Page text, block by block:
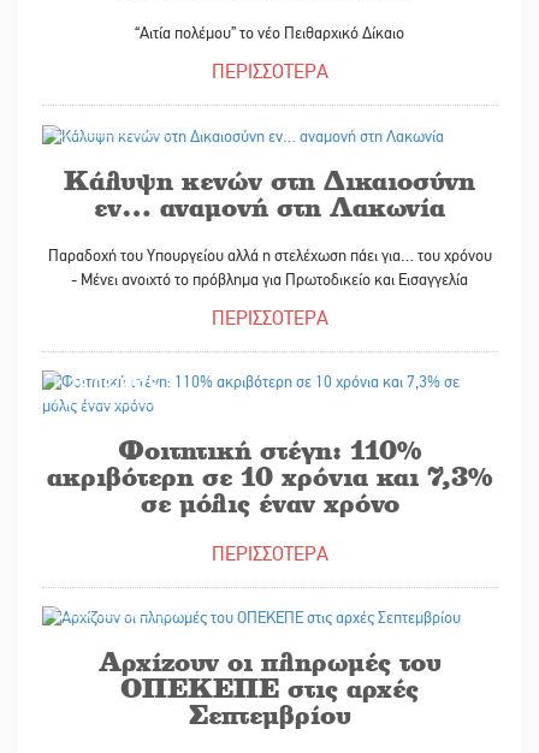
“Αιτία πολέμου” το νέο Πειθαρχικό Δίκαιο
ΠΕΡΙΣΣΟΤΕΡΑ
Κάλυψη κενών στη Δικαιοσύνη
εν… αναμονή στη Λακωνία
Παραδοχή του Υπουργείου αλλά η στελέχωση πάει για… του χρόνου
- Μένει ανοιχτό το πρόβλημα για Πρωτοδικείο και Εισαγγελία
ΠΕΡΙΣΣΟΤΕΡΑ
28/08/2025
Φοιτητική στέγη: 110%
ακριβότερη σε 10 χρόνια και 7,3%
σε μόλις έναν χρόνο
ΠΕΡΙΣΣΟΤΕΡΑ
Αρχίζουν οι πληρωμές του
ΟΠΕΚΕΠΕ στις αρχές
Σεπτεμβρίου